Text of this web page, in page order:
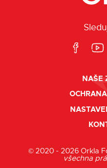
NAŠE
© 2020 - 2026 Orkla
všechna